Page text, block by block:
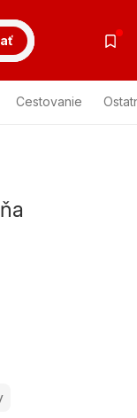
Cestovanie